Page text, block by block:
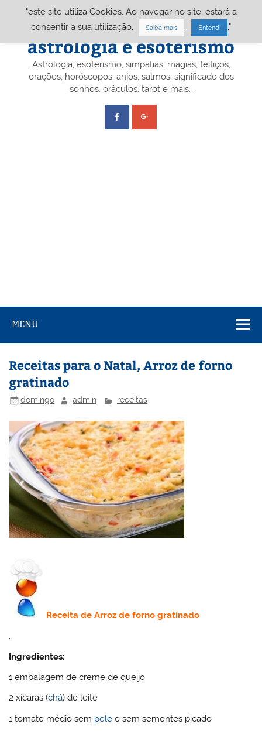
Portal A&E – Portal
astrologia e esoterismo
Astrologia, esoterismo, simpatias, magias, feitiços,
orações, horóscopos, anjos, salmos, significado dos
sonhos, oráculos, tarot e mais…
MENU
Receitas para o Natal, Arroz de forno
gratinado
domingo admin receitas
Receita deArrozde forno gratinado
.
Ingredientes:
1 embalagem de creme de queijo
2 xícaras (chá) de leite
1 tomate médio sem pele e sem sementes picado
"este site utiliza Cookies. Ao navegar no site, estará a
consentir a sua utilização.
Saiba mais Entendi ."